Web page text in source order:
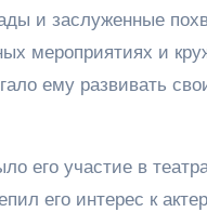
и заслуженные
мероприятиях и
ему развивать
его участие в
его интерес к